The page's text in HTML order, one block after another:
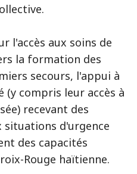
l'accès aux soins de
la formation des
secours, l'appui à
(y compris leur accès à
recevant des
situations d'urgence
des capacités
Rouge haïtienne.